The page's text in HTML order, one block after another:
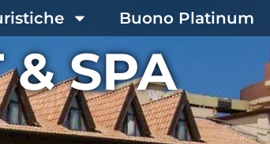
Buono Platinum
& SPA